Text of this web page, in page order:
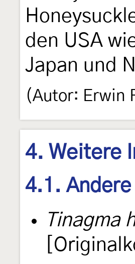
den USA
Japan und
(Autor: Erwin
4. Weitere
4.1.
Tinagma